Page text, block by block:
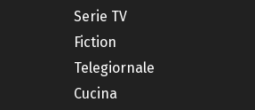
Serie TV
Fiction
Telegiornale
Cucina